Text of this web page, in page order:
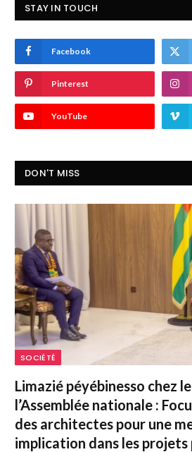
STAY IN TOUCH
Facebook
Pinterest
YouTube
DON'T MISS
SOCIÉTÉ
Limazié péyébinesso chez
l’Assemblée nationale :
des architectes pour une
implication dans les projets